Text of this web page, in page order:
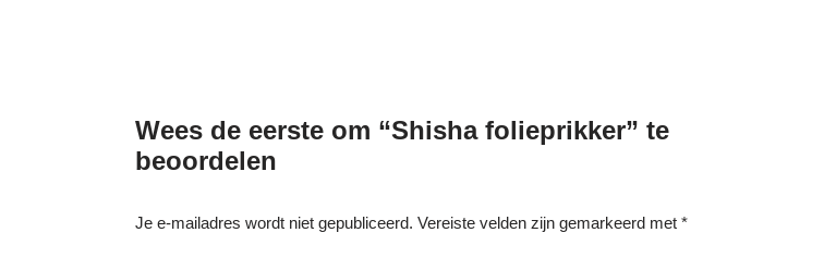
Wees de eerste om “Shisha folieprikker” te
beoordelen
Je e-mailadres wordt niet gepubliceerd. Vereiste velden zijn gemarkeerd met *